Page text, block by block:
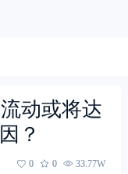
动或将达
？
0 0
33.77W